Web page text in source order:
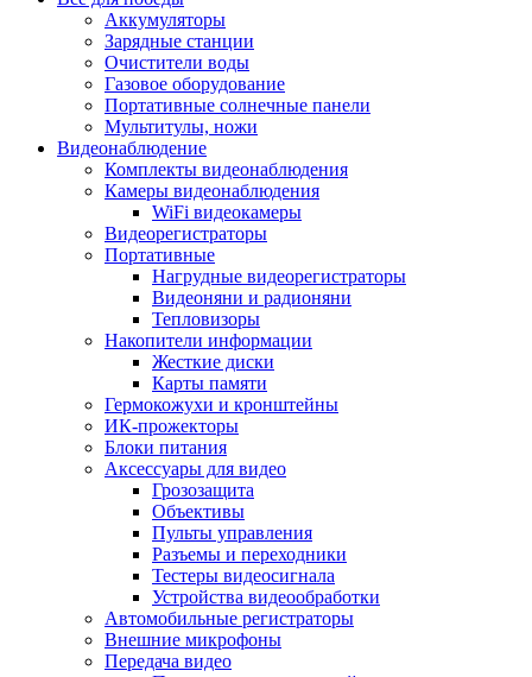
Аккумуляторы
Зарядные станции
Очистители воды
Газовое оборудование
Портативные солнечные панели
Мультитулы, ножи
Видеонаблюдение
Комплекты видеонаблюдения
Камеры видеонаблюдения
WiFi видеокамеры
Видеорегистраторы
Портативные
Нагрудные видеорегистраторы
Видеоняни и радионяни
Тепловизоры
Накопители информации
Жесткие диски
Карты памяти
Гермокожухи и кронштейны
ИК-прожекторы
Блоки питания
Аксессуары для видео
Грозозащита
Объективы
Пульты управления
Разъемы и переходники
Тестеры видеосигнала
Устройства видеообработки
Автомобильные регистраторы
Внешние микрофоны
Передача видео